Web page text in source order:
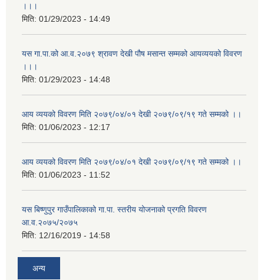
।।।
मिति: 01/29/2023 - 14:49
यस गा.पा.को आ.व.२०७९ श्रावण देखी पौष मसान्त सम्मको आयव्ययको विवरण
।।।
मिति: 01/29/2023 - 14:48
आय व्ययको विवरण मिति २०७९/०४/०१ देखी २०७९/०९/१९ गते सम्मको ।।
मिति: 01/06/2023 - 12:17
आय व्ययको विवरण मिति २०७९/०४/०१ देखी २०७९/०९/१९ गते सम्मको ।।
मिति: 01/06/2023 - 11:52
यस बिष्णुपुर गाउँपालिकाको गा.पा. स्तरीय योजनाको प्रगति विवरण
आ.व.२०७५/२०७५
मिति: 12/16/2019 - 14:58
अन्य